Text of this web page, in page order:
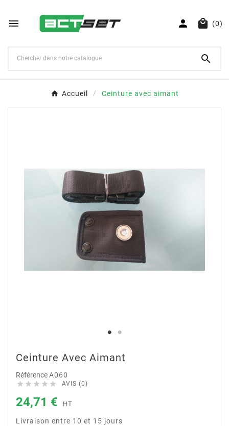
   (0)

Accueil Ceinture avec aimant
Ceinture Avec Aimant
RéférenceA060
     AVIS (0)
24,71 € HT
Livraison entre 10 et 15 jours